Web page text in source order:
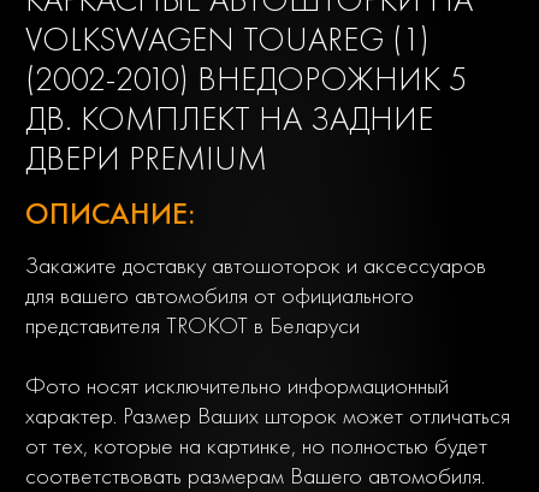
VOLKSWAGEN TOUAREG (1)
(2002-2010) ВНЕДОРОЖНИК 5
ДВ. КОМПЛЕКТ НА ЗАДНИЕ
ДВЕРИ PREMIUM
ОПИСАНИЕ:
Закажите доставку автошоторок и аксессуаров
для вашего автомобиля от официального
представителя TROKOT в Беларуси
Фото носят исключительно информационный
характер. Размер Ваших шторок может отличаться
от тех, которые на картинке, но полностью будет
соответствовать размерам Вашего автомобиля.